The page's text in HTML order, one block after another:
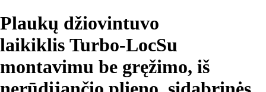
Plaukų džiovintuvo
laikiklis Turbo-LocSu
montavimu be gręžimo, iš